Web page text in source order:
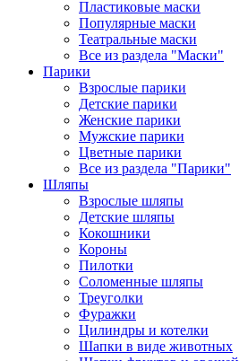
Пластиковые маски
Популярные маски
Театральные маски
Все из раздела "Маски"
Парики
Взрослые парики
Детские парики
Женские парики
Мужские парики
Цветные парики
Все из раздела "Парики"
Шляпы
Взрослые шляпы
Детские шляпы
Кокошники
Короны
Пилотки
Соломенные шляпы
Треуголки
Фуражки
Цилиндры и котелки
Шапки в виде животных